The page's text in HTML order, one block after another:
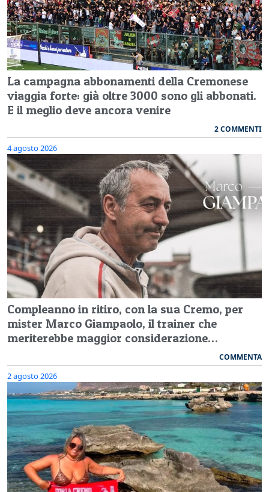
La campagna abbonamenti della Cremonese
viaggia forte: già oltre 3000 sono gli abbonati.
E il meglio deve ancora venire
2 COMMENTI
4 agosto 2026
Compleanno in ritiro, con la sua Cremo, per
mister Marco Giampaolo, il trainer che
meriterebbe maggior considerazione…
COMMENTA
2 agosto 2026